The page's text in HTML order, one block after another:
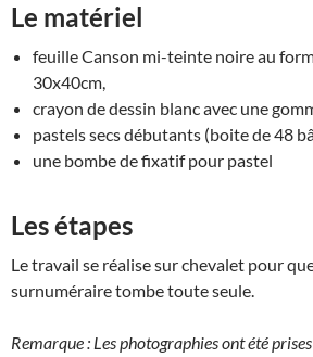
Le matériel
feuille Canson mi-teinte noire au
30x40cm,
crayon de dessin blanc avec une
pastels secs débutants (boite de 48
une bombe de fixatif pour pastel
Les étapes
Le travail se réalise sur chevalet pour
surnuméraire tombe toute seule.
Remarque : Les photographies ont été